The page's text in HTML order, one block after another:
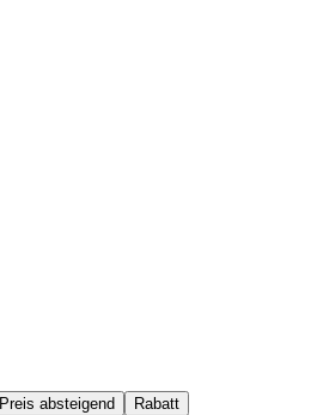
Preis absteigend Rabatt